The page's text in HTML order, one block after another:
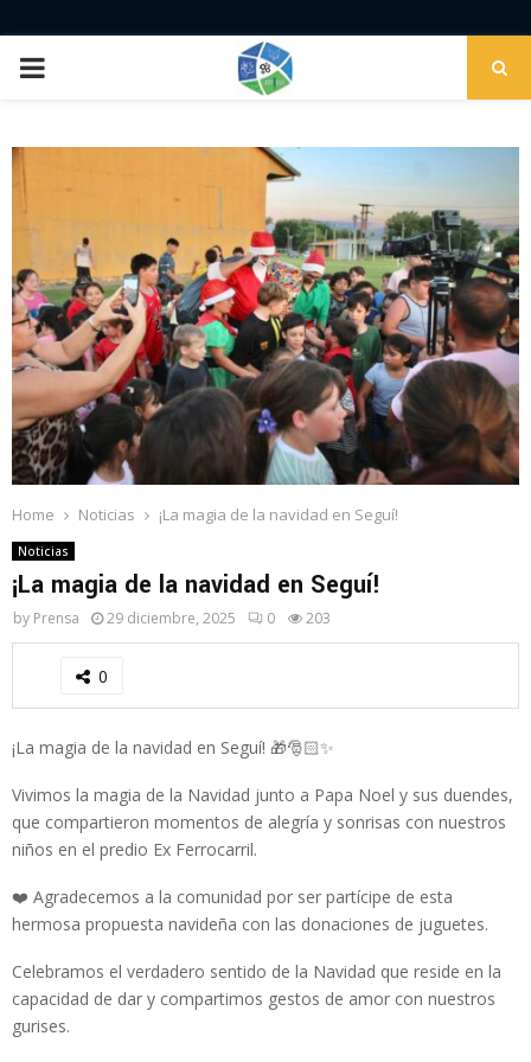
PRIMARY
Home Noticias ¡La magia de la navidad en Seguí!
Noticias
¡La magia de la navidad en Seguí!
by Prensa 29 diciembre, 2025 0 203
0
¡La magia de la navidad en Seguí! 🎁🎅🏻✨
Vivimos la magia de la Navidad junto a Papa Noel y sus duendes,
que compartieron momentos de alegría y sonrisas con nuestros
niños en el predio Ex Ferrocarril.
❤️ Agradecemos a la comunidad por ser partícipe de esta
hermosa propuesta navideña con las donaciones de juguetes.
Celebramos el verdadero sentido de la Navidad que reside en la
capacidad de dar y compartimos gestos de amor con nuestros
gurises.